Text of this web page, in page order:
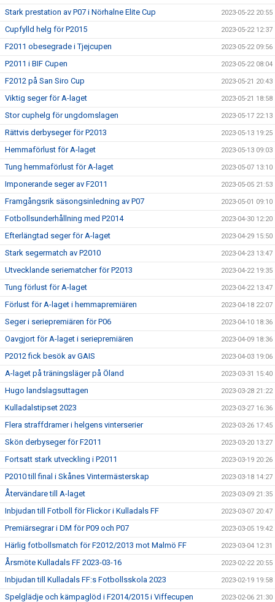
Stark prestation av P07 i Nörhalne Elite Cup 2023-05-22 20:55
Cupfylld helg för P2015 2023-05-22 12:37
F2011 obesegrade i Tjejcupen 2023-05-22 09:56
P2011 i BIF Cupen 2023-05-22 08:04
F2012 på San Siro Cup 2023-05-21 20:43
Viktig seger för A-laget 2023-05-21 18:58
Stor cuphelg för ungdomslagen 2023-05-17 22:13
Rättvis derbyseger för P2013 2023-05-13 19:25
Hemmaförlust för A-laget 2023-05-13 09:03
Tung hemmaförlust för A-laget 2023-05-07 13:10
Imponerande seger av F2011 2023-05-05 21:53
Framgångsrik säsongsinledning av P07 2023-05-01 09:10
Fotbollsunderhållning med P2014 2023-04-30 12:20
Efterlängtad seger för A-laget 2023-04-29 15:50
Stark segermatch av P2010 2023-04-23 13:47
Utvecklande seriematcher för P2013 2023-04-22 19:35
Tung förlust för A-laget 2023-04-22 13:47
Förlust för A-laget i hemmapremiären 2023-04-18 22:07
Seger i seriepremiären för P06 2023-04-10 18:36
Oavgjort för A-laget i seriepremiären 2023-04-09 18:36
P2012 fick besök av GAIS 2023-04-03 19:06
A-laget på träningsläger på Öland 2023-03-31 15:40
Hugo landslagsuttagen 2023-03-28 21:22
Kulladalstipset 2023 2023-03-27 16:36
Flera straffdramer i helgens vinterserier 2023-03-26 17:45
Skön derbyseger för F2011 2023-03-20 13:27
Fortsatt stark utveckling i P2011 2023-03-19 20:26
P2010 till final i Skånes Vintermästerskap 2023-03-18 14:27
Återvändare till A-laget 2023-03-09 21:35
Inbjudan till Fotboll för Flickor i Kulladals FF 2023-03-07 20:47
Premiärsegrar i DM för P09 och P07 2023-03-05 19:42
Härlig fotbollsmatch för F2012/2013 mot Malmö FF 2023-03-04 12:31
Årsmöte Kulladals FF 2023-03-16 2023-02-22 20:55
Inbjudan till Kulladals FF:s Fotbollsskola 2023 2023-02-19 19:58
Spelglädje och kämpaglöd i F2014/2015 i Viffecupen 2023-02-06 21:30